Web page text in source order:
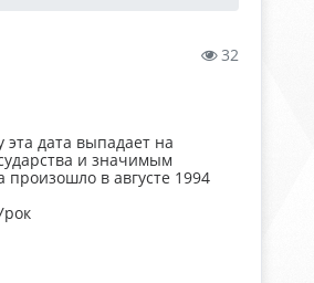
32
эта дата выпадает на
и значимым
в августе 1994